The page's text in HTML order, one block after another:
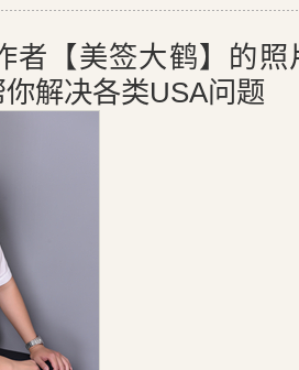
者【美签大鹤】的
解决各类USA问题